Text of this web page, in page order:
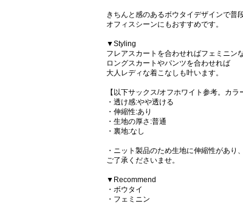
きちんと感のあるボウタイデザインで普
オフィスシーンにもおすすめです。
▼Styling
フレアスカートを合わせればフェミニン
ロングスカートやパンツを合わせれば
大人レディな着こなしも叶います。
【以下サックス/オフホワイト参考。カラ
・透け感:やや透ける
・伸縮性:あり
・生地の厚さ:普通
・裏地:なし
・ニット製品のため生地に伸縮性があ
ご了承くださいませ。
▼Recommend
・ボウタイ
・フェミニン